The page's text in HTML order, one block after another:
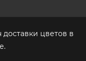
цветов в